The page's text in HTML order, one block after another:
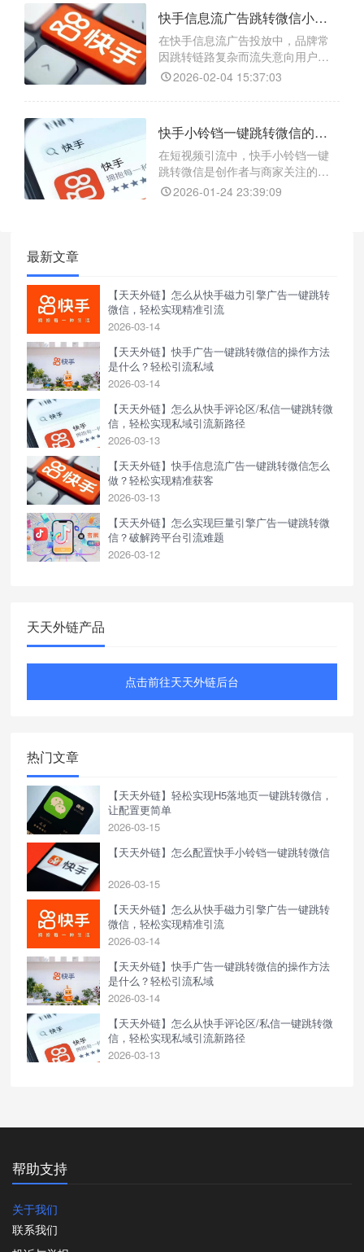
准推广，并提供安全跳转无拦截提
示。该工具还集成抖音私信卡片、
二维码活码（支持多张切换与访问
控制）及广告落地页定制等功能，
快手信息流广告跳转微信小程序的合规解决方案
在快手信息流广告投放中，品牌常
因跳转链路复杂而流失意向用户。
天天外链作为合规工具，通过三大
跳转链接，确保广告审核通过；实
可直接进入微信小程序页面，避免
手动切换；提供数据追踪回传，帮
助优化投放效果。它显著缩短了转
化路径，在提升用户体验的同时，
2026-02-04 15:37:03
快手小铃铛一键跳转微信的方法是什么？高效引流实用教程
在短视频引流中，快手小铃铛一键
跳转微信是创作者与商家关注的实
用功能，能缩短用户触达路径、提
广效果。此外，天天外链还提供数
2026-01-24 23:39:09
最新文章
【天天外链】怎么从快手磁力引擎广告一键跳转
微信，轻松实现精准引流
2026-03-14
【天天外链】快手广告一键跳转微信的操作方法
是什么？轻松引流私域
2026-03-14
【天天外链】怎么从快手评论区/私信一键跳转微
信，轻松实现私域引流新路径
2026-03-13
【天天外链】快手信息流广告一键跳转微信怎么
做？轻松实现精准获客
2026-03-13
【天天外链】怎么实现巨量引擎广告一键跳转微
信？破解跨平台引流难题
2026-03-12
天天外链产品
点击前往天天外链后台
热门文章
【天天外链】轻松实现H5落地页一键跳转微信，
让配置更简单
2026-03-15
【天天外链】怎么配置快手小铃铛一键跳转微信
2026-03-15
【天天外链】怎么从快手磁力引擎广告一键跳转
微信，轻松实现精准引流
2026-03-14
【天天外链】快手广告一键跳转微信的操作方法
是什么？轻松引流私域
2026-03-14
【天天外链】怎么从快手评论区/私信一键跳转微
信，轻松实现私域引流新路径
2026-03-13
帮助支持
关于我们
联系我们